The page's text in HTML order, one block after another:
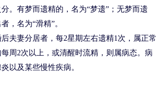
。有梦而遗精的，名为“梦遗”；无梦而遗
，名为“滑精”。
妻分居者，每2星期左右遗精1次，属正常
周2次以上，或清醒时流精，则属病态。病
以及某些慢性疾病。